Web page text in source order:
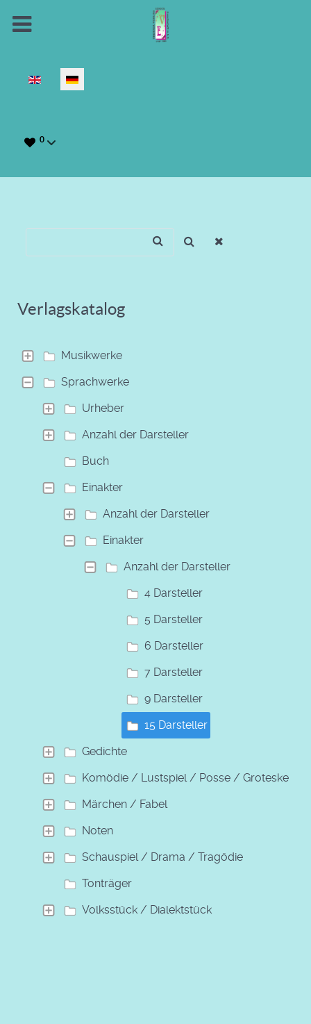
Sprache auswählen
0
Verlagskatalog
Musikwerke
Sprachwerke
Urheber
Anzahl der Darsteller
Buch
Einakter
Anzahl der Darsteller
Einakter
Anzahl der Darsteller
4 Darsteller
5 Darsteller
6 Darsteller
7 Darsteller
9 Darsteller
15 Darsteller
Gedichte
Komödie / Lustspiel / Posse / Groteske
Märchen / Fabel
Noten
Schauspiel / Drama / Tragödie
Tonträger
Volksstück / Dialektstück